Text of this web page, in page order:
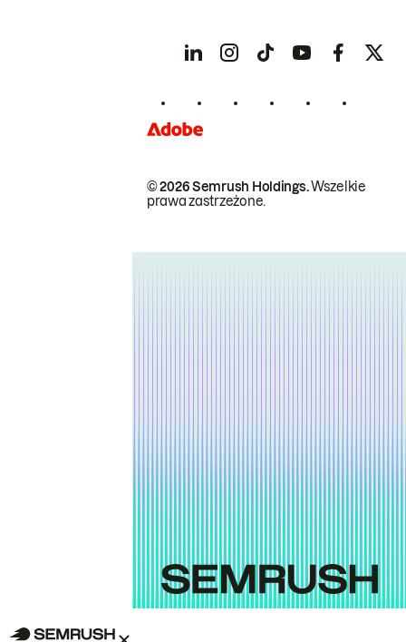
© 2026 Semrush Holdings.Wszelkie
prawa zastrzeżone.